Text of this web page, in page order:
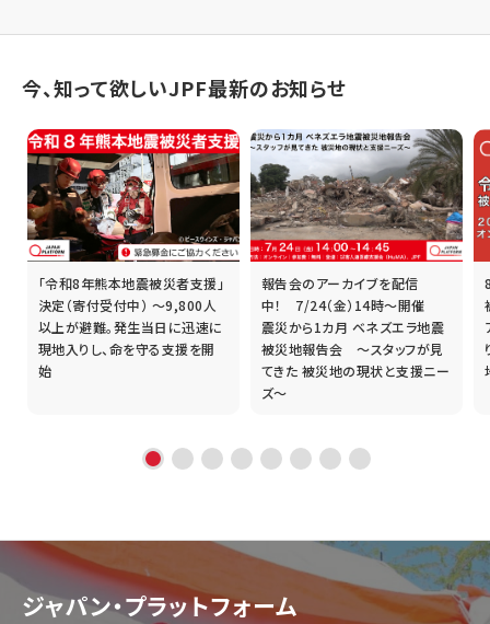
今、知って欲しいJPF最新のお知らせ
「令和8年熊本地震被災者支援」
決定（寄付受付中） ～9,800人
以上が避難。発生当日に迅速に
現地入りし、命を守る支援を開
始
報告会のアーカイブを配信
中！ 7/24（金）14時～開催
震災から1カ月 ベネズエラ地震
被災地報告会 ～スタッフが見
てきた 被災地の現状と支援ニー
ズ～
ジャパン・プラットフォーム